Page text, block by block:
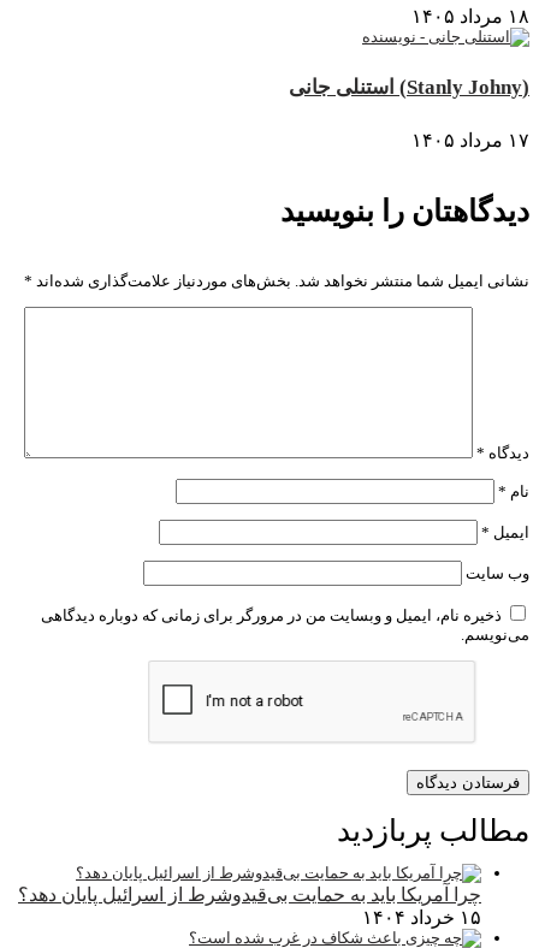
۱۸ مرداد ۱۴۰۵
(Stanly Johny) استنلی جانی
۱۷ مرداد ۱۴۰۵
دیدگاهتان را بنویسید
نشانی ایمیل شما منتشر نخواهد شد. بخش‌های موردنیاز علامت‌گذاری شده‌اند *
دیدگاه *
نام *
ایمیل *
وب‌ سایت
ذخیره نام، ایمیل و وبسایت من در مرورگر برای زمانی که دوباره دیدگاهی
می‌نویسم.
مطالب پربازدید
چرا آمریکا باید به حمایت بی‌قیدوشرط از اسرائیل پایان دهد؟
۱۵ خرداد ۱۴۰۴